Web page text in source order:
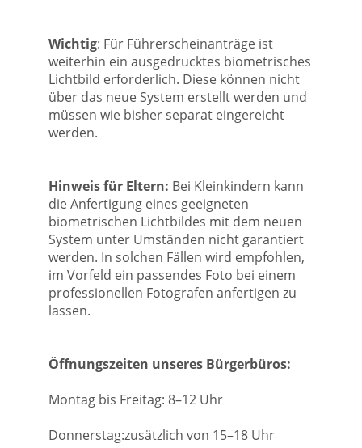
Wichtig: Für Führerscheinanträge ist
weiterhin ein ausgedrucktes biometrisches
Lichtbild erforderlich. Diese können nicht
über das neue System erstellt werden und
müssen wie bisher separat eingereicht
werden.
Hinweis für Eltern: Bei Kleinkindern kann
die Anfertigung eines geeigneten
biometrischen Lichtbildes mit dem neuen
System unter Umständen nicht garantiert
werden. In solchen Fällen wird empfohlen,
im Vorfeld ein passendes Foto bei einem
professionellen Fotografen anfertigen zu
lassen.
Öffnungszeiten unseres Bürgerbüros:
Montag bis Freitag: 8–12 Uhr
Donnerstag:zusätzlich von 15–18 Uhr